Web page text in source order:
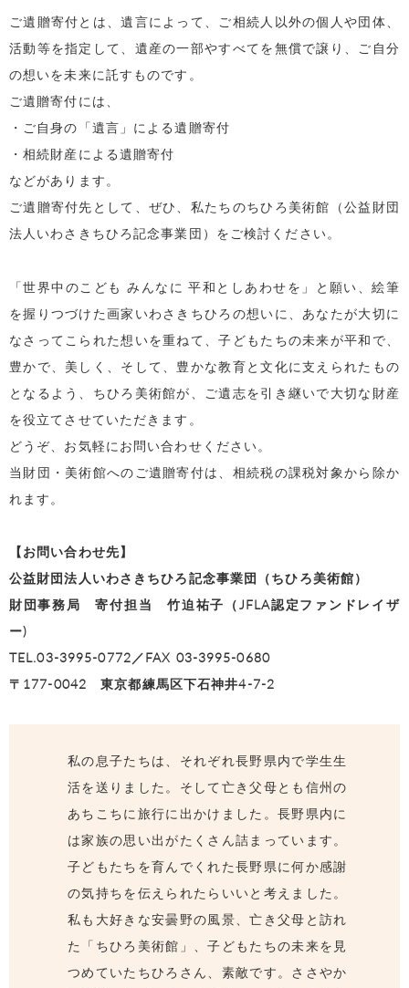
ご遺贈寄付とは、遺言によって、ご相続人以外の個人や団体、
活動等を指定して、遺産の一部やすべてを無償で譲り、ご自分
の想いを未来に託すものです。
ご遺贈寄付には、
・ご自身の「遺言」による遺贈寄付
・相続財産による遺贈寄付
などがあります。
ご遺贈寄付先として、ぜひ、私たちのちひろ美術館（公益財団
法人いわさきちひろ記念事業団）をご検討ください。
「世界中のこども みんなに 平和としあわせを」と願い、絵筆
を握りつづけた画家いわさきちひろの想いに、あなたが大切に
なさってこられた想いを重ねて、子どもたちの未来が平和で、
豊かで、美しく、そして、豊かな教育と文化に支えられたもの
となるよう、ちひろ美術館が、ご遺志を引き継いで大切な財産
を役立てさせていただきます。
どうぞ、お気軽にお問い合わせください。
当財団・美術館へのご遺贈寄付は、相続税の課税対象から除か
れます。
【お問い合わせ先】
公益財団法人いわさきちひろ記念事業団（ちひろ美術館）
財団事務局 寄付担当 竹迫祐子（JFLA認定ファンドレイザ
ー)
TEL.03-3995-0772／FAX 03-3995-0680
〒177-0042 東京都練馬区下石神井4-7-2
私の息子たちは、それぞれ長野県内で学生生
活を送りました。そして亡き父母とも信州の
あちこちに旅行に出かけました。長野県内に
は家族の思い出がたくさん詰まっています。
子どもたちを育んでくれた長野県に何か感謝
の気持ちを伝えられたらいいと考えました。
私も大好きな安曇野の風景、亡き父母と訪れ
た「ちひろ美術館」、子どもたちの未来を見
つめていたちひろさん、素敵です。ささやか